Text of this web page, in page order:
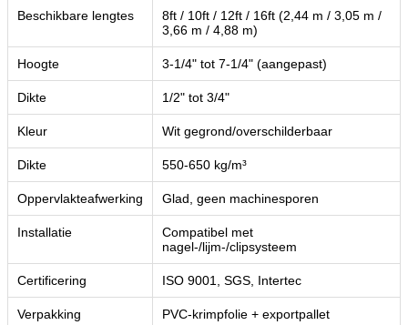
Beschikbare lengtes
8ft / 10ft / 12ft / 16ft (2,44 m / 3,05 m /
3,66 m / 4,88 m)
Hoogte 3-1/4" tot 7-1/4" (aangepast)
Dikte 1/2" tot 3/4"
Kleur Wit gegrond/overschilderbaar
Dikte 550-650 kg/m³
Oppervlakteafwerking Glad, geen machinesporen
Installatie
Compatibel met
nagel-/lijm-/clipsysteem
Certificering ISO 9001, SGS, Intertec
Verpakking PVC-krimpfolie + exportpallet